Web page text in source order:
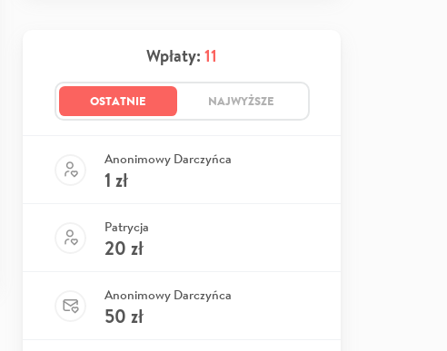
Wpłaty: 11
OSTATNIE NAJWYŻSZE
Anonimowy Darczyńca
1 zł
Patrycja
20 zł
Anonimowy Darczyńca
50 zł